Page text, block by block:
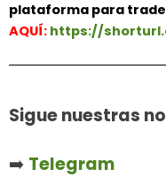
plataforma para
AQUÍ: https://
Sigue nuestras
➡️ Telegram